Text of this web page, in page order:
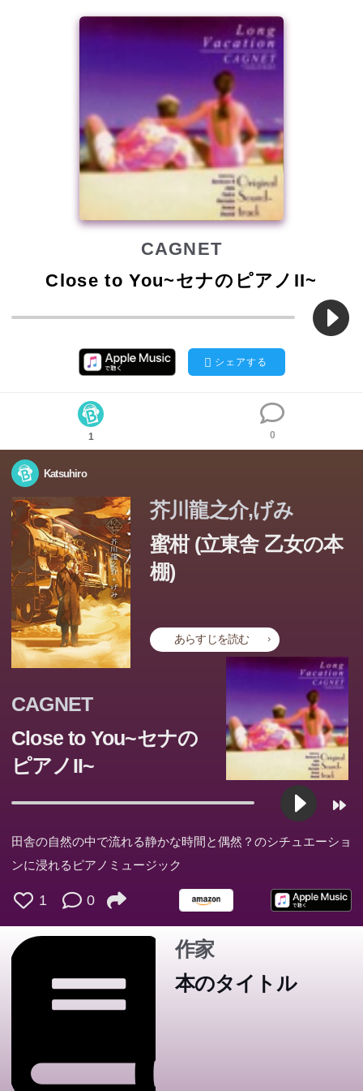
CAGNET
Close to You~セナのピアノII~
シェアする
1 0
Katsuhiro
芥川龍之介,げみ
蜜柑 (立東舎 乙女の本
棚)
あらすじを読む
この本のあらすじは準備中です。Amazonで読むこともでき
CAGNET
Close to You~セナの
ピアノII~
田舎の自然の中で流れる静かな時間と偶然？のシチュエーショ
ンに浸れるピアノミュージック
1 0
作家
本のタイトル